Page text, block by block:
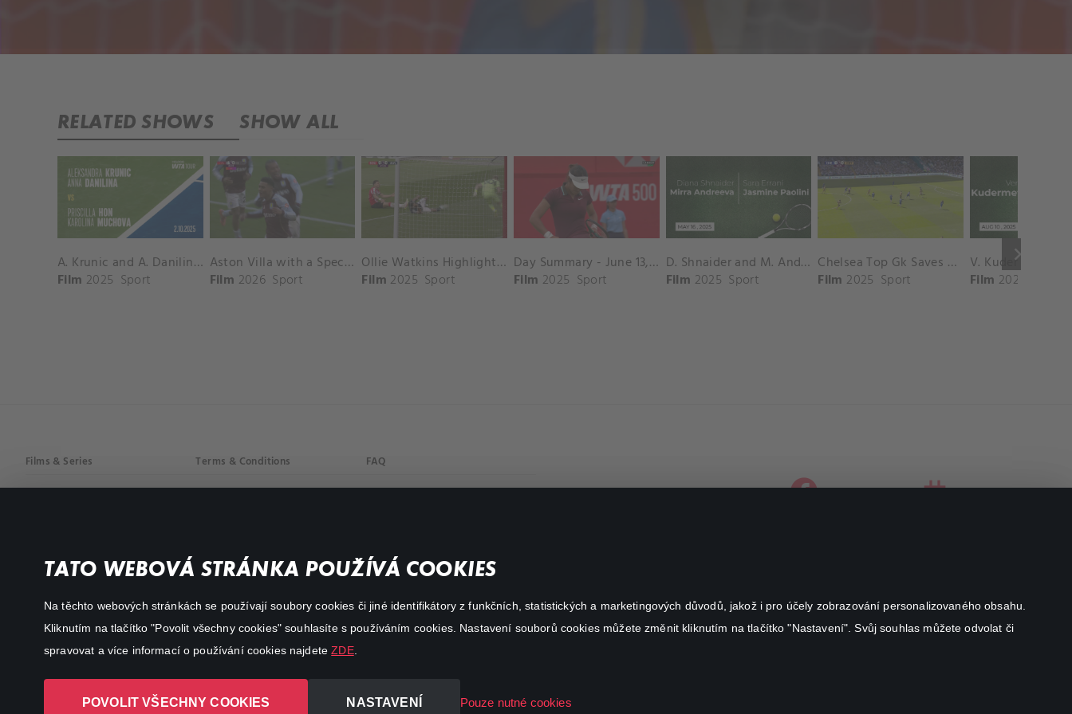
TATO WEBOVÁ STRÁNKA POUŽÍVÁ COOKIES
Na těchto webových stránkách se používají soubory cookies či jiné identifikátory z funkčních, statistických a marketingových důvodů, jakož i pro účely zobrazování personalizovaného obsahu.
Kliknutím na tlačítko "Povolit všechny cookies" souhlasíte s používáním cookies. Nastavení souborů cookies můžete změnit kliknutím na tlačítko "Nastavení". Svůj souhlas můžete odvolat či
spravovat a více informací o používání cookies najdeteZDE.
POVOLIT VŠECHNY COOKIES NASTAVENÍ Pouze nutné cookies
RELATED SHOWS SHOW ALL
keyboard_arrow_right
A. Krunic and A. Danilina vs. P. Hon and K. Muchova Match Highlights - BEIJING_Capital Group Diamond ( October 02, 2025)
Film 2025 Sport
Aston Villa with a Spectacular Goal vs. Nottingham Forest
Film 2026 Sport
Ollie Watkins Highlights vs. Southampton
Film 2025 Sport
Day Summary - June 13, 2025
Film 2025 Sport
D. Shnaider and M. Andreeva vs. S. Errani and J. Paolini Match Highlights - ROME_Campo Centrale ( May 16, 2025)
Film 2025 Sport
Chelsea Top Gk Saves vs. Crystal Palace
Film 2025 Sport Film 2025
Films & Series
Action
Terms & Conditions FAQ
facebookinstagram
Canal+ Luxembourg S. à r.l. se sídlem Rue Albert Borschette 4,